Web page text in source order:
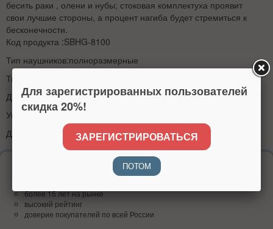
бесить раки , олени и нубы; стоковая комплектуха проявит
свои лучшие стороны, а процент нагиба будет стремиться к
бесконечности.
Код продукта :SBHG-8100
Тип наушников:полноразмерные
Тип воспроизведения:стерео
Диаметр динамиков:40 мм
Управление:уровень громкости / отключение звука
Длина кабеля:2.4 м
Надежность
более 15 лет на рынке
высокий рейтинг
доверие покупателей по всей России
Для зарегистрированных пользователей
скидка 20%!
ЗАРЕГИСТРИРОВАТЬСЯ
ПОТОМ